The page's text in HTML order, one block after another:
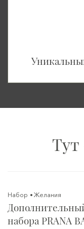
Набор Желания
набора PRANA